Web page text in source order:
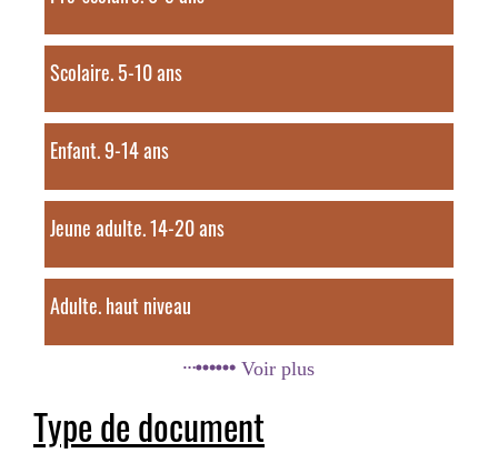
Scolaire. 5-10 ans
Enfant. 9-14 ans
Jeune adulte. 14-20 ans
Adulte. haut niveau
Voir plus
Type de document